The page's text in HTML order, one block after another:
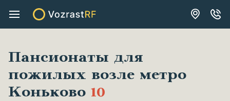
Пансионаты для
пожилых возле метро
Коньково 10